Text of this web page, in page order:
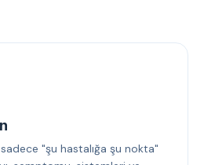
"şu hastalığa şu nokta"